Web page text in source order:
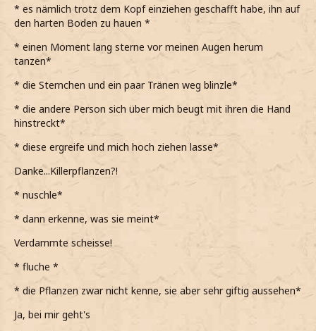
*nachfrage, bzw. schreie*
Pass beim Einstiegsloch auf! Da ist die Erde glitschig und
man kann leicht durchfallen! Nur, dass du nicht auch hier
unten-
*sie einen spitzen Schrei ausstösst, als sie ausruscht, ihr
Gleichgewicht nicht mehr findet und auch hinunterfällt*
-landest.
*den Satz leise und trocken beende, bevor aufspringe und
zu ihr eile*
*sie sich glücklicherweise abrollen konnte und es sie nicht
kalten Erde liegt*
*das Gesicht verziehe und ihr eine Hand entgegenstrecke,
um sie hochzuziehen*
Bist du okay?
* es nämlich trotz dem Kopf einziehen geschafft habe, ihn auf
den harten Boden zu hauen *
* einen Moment lang sterne vor meinen Augen herum
tanzen*
* die Sternchen und ein paar Tränen weg blinzle*
* die andere Person sich über mich beugt mit ihren die Hand
hinstreckt*
* diese ergreife und mich hoch ziehen lasse*
Danke...Killerpflanzen?!
* nuschle*
* dann erkenne, was sie meint*
Verdammte scheisse!
* fluche *
* die Pflanzen zwar nicht kenne, sie aber sehr giftig aussehen*
Ja, bei mir geht's